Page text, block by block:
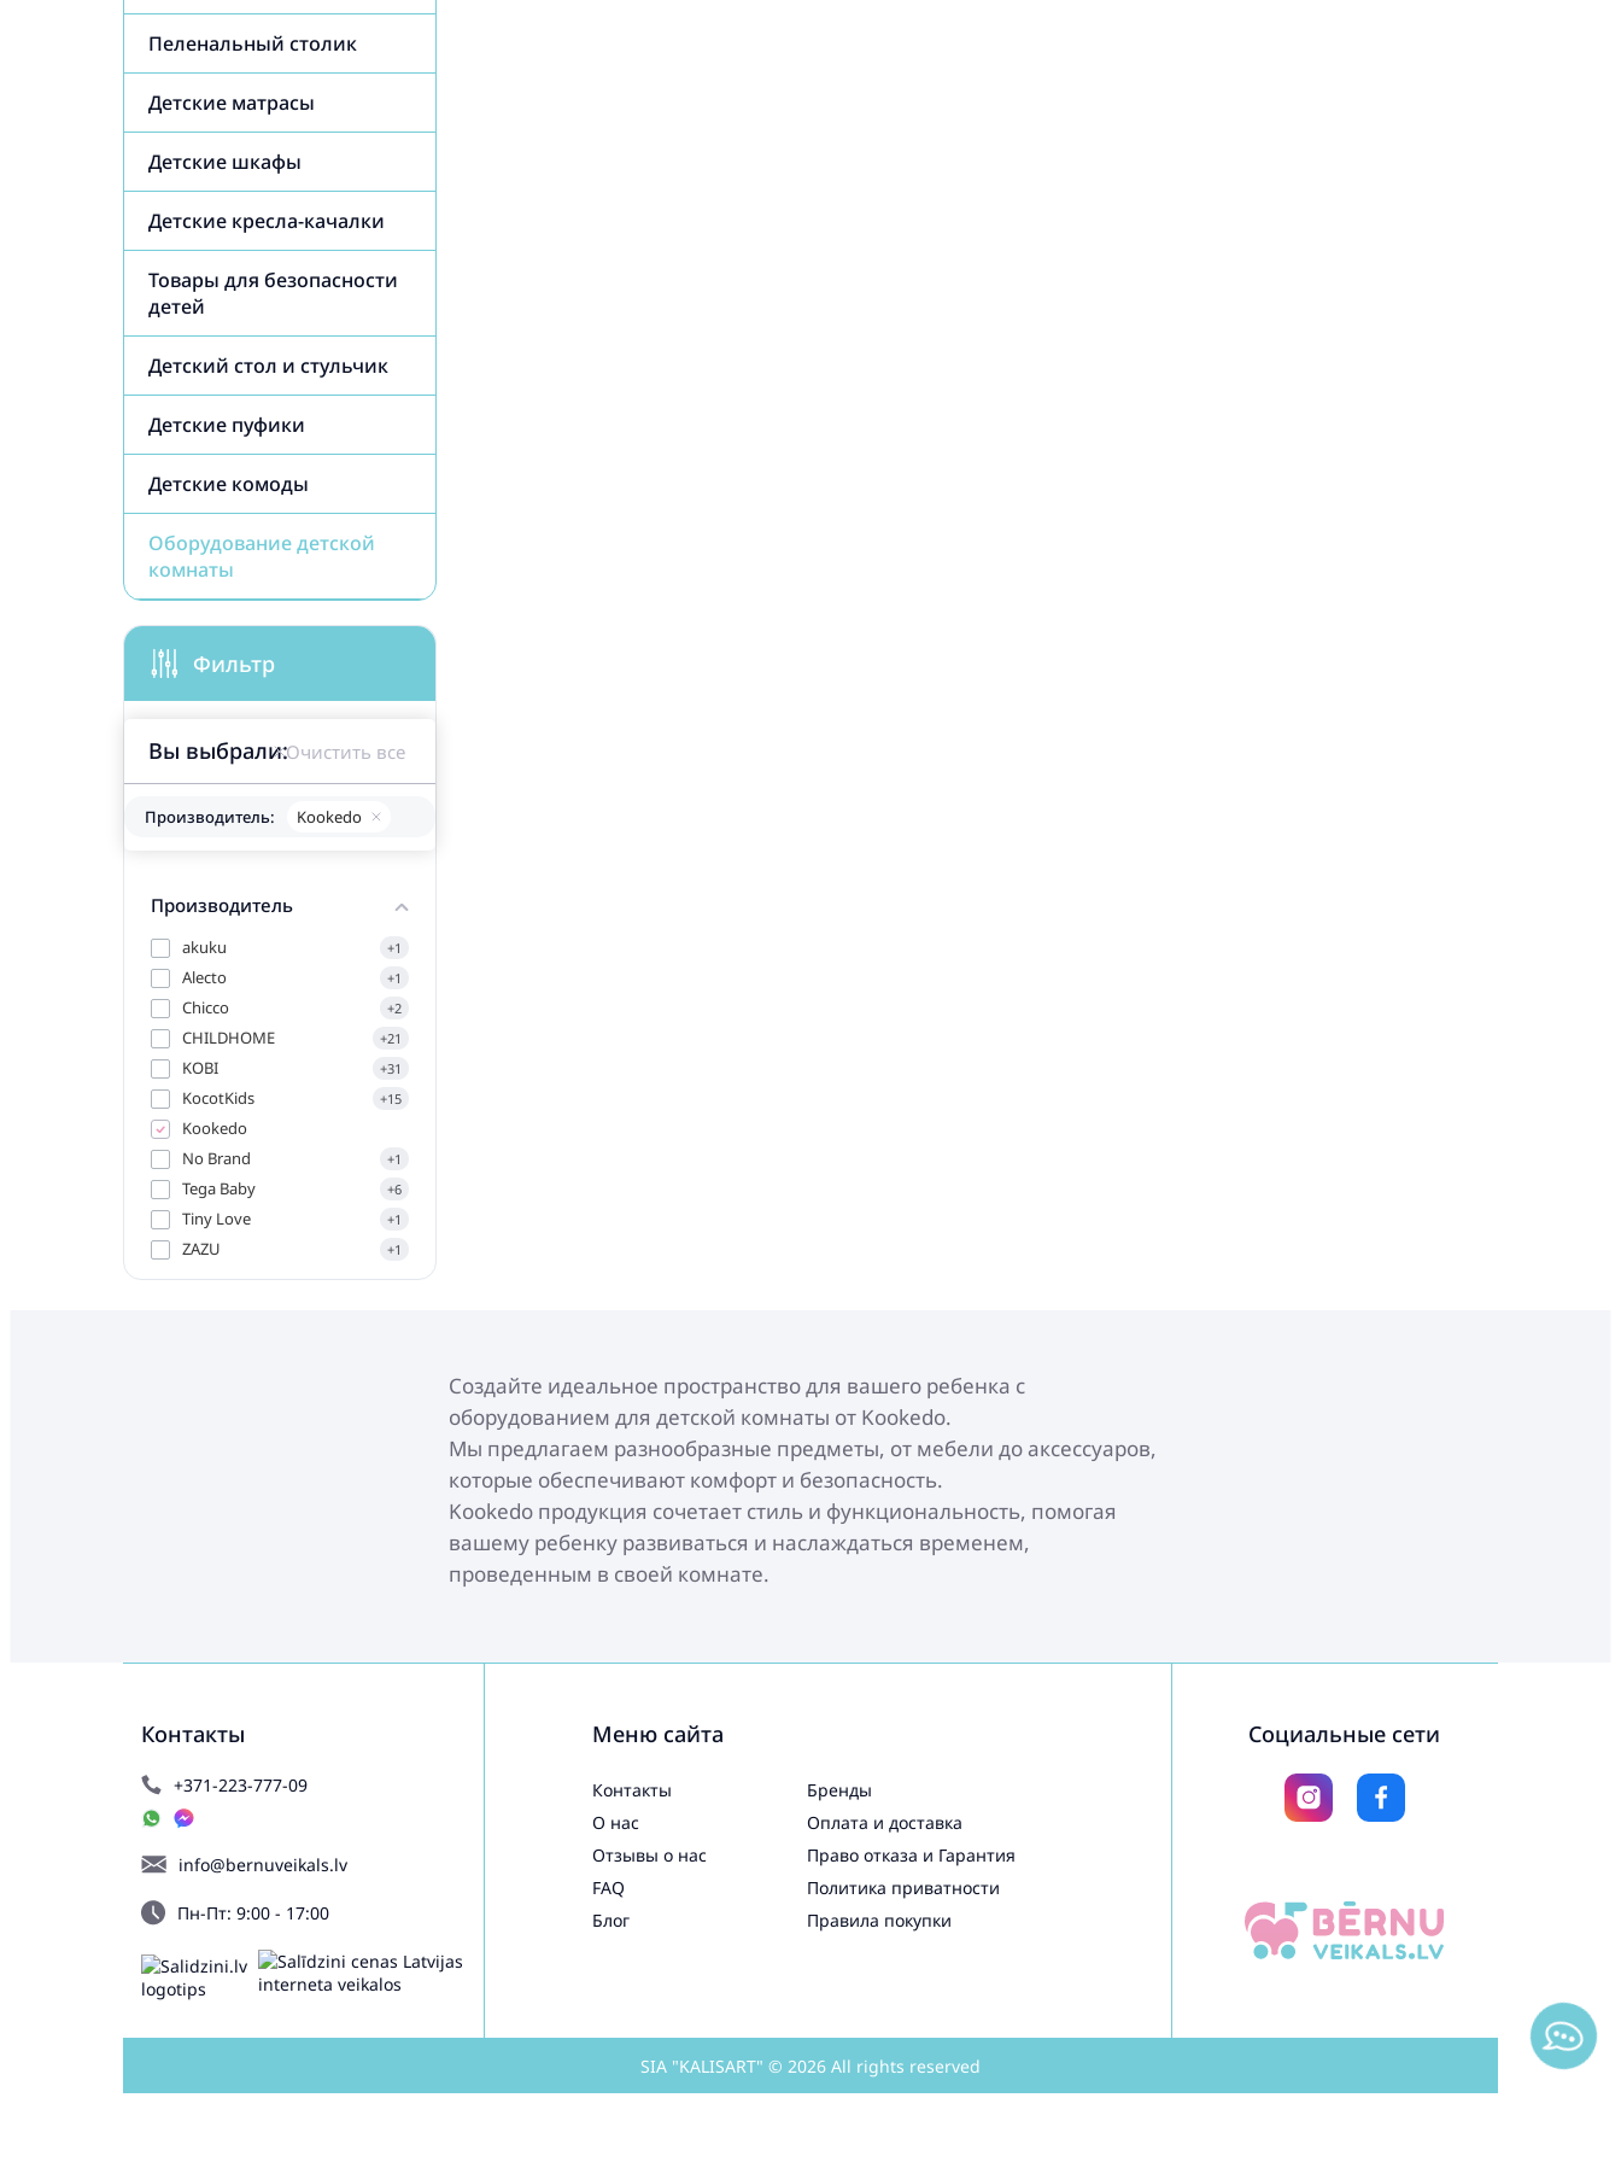
Пеленальный столик
Детские матрасы
Детские шкафы
Детские кресла-качалки
Товары для безопасности
детей
Детский стол и стульчик
Детские пуфики
Детские комоды
Оборудование детской
комнаты
Фильтр
Вы выбрали:
Производитель: Kookedo
Очистить все
Производитель
akuku +1
Alecto +1
Chicco +2
CHILDHOME +21
KOBI +31
KocotKids +15
Kookedo
No Brand
+1
Tega Baby +6
Tiny Love +1
ZAZU +1
Создайте идеальное пространство для вашего ребенка с
оборудованием для детской комнаты от Kookedo.
Мы предлагаем разнообразные предметы, от мебели до аксессуаров,
которые обеспечивают комфорт и безопасность.
Kookedo продукция сочетает стиль и функциональность, помогая
вашему ребенку развиваться и наслаждаться временем,
проведенным в своей комнате.
Контакты
+371-223-777-09
info@bernuveikals.lv
Пн-Пт: 9:00 - 17:00
Меню сайта
Контакты
О нас
Отзывы о нас
FAQ
Блог
Бренды
Оплата и доставка
Право отказа и Гарантия
Политика приватности
Правила покупки
Социальные сети
SIA "KALISART" © 2026 All rights reserved